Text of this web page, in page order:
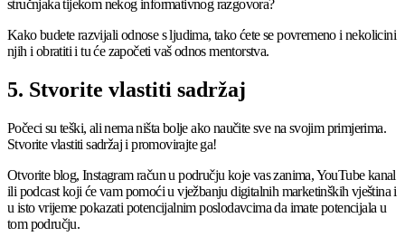
stručnjaka tijekom nekog informativnog razgovora?
Kako budete razvijali odnose s ljudima, tako ćete se povremeno i nekolicini
njih i obratiti i tu će započeti vaš odnos mentorstva.
5. Stvorite vlastiti sadržaj
Počeci su teški, ali nema ništa bolje ako naučite sve na svojim primjerima.
Stvorite vlastiti sadržaj i promovirajte ga!
Otvorite blog, Instagram račun u području koje vas zanima, YouTube kanal
ili podcast koji će vam pomoći u vježbanju digitalnih marketinških vještina i
u isto vrijeme pokazati potencijalnim poslodavcima da imate potencijala u
tom području.